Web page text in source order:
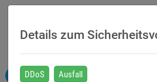
Details zum
DDoS Ausfall